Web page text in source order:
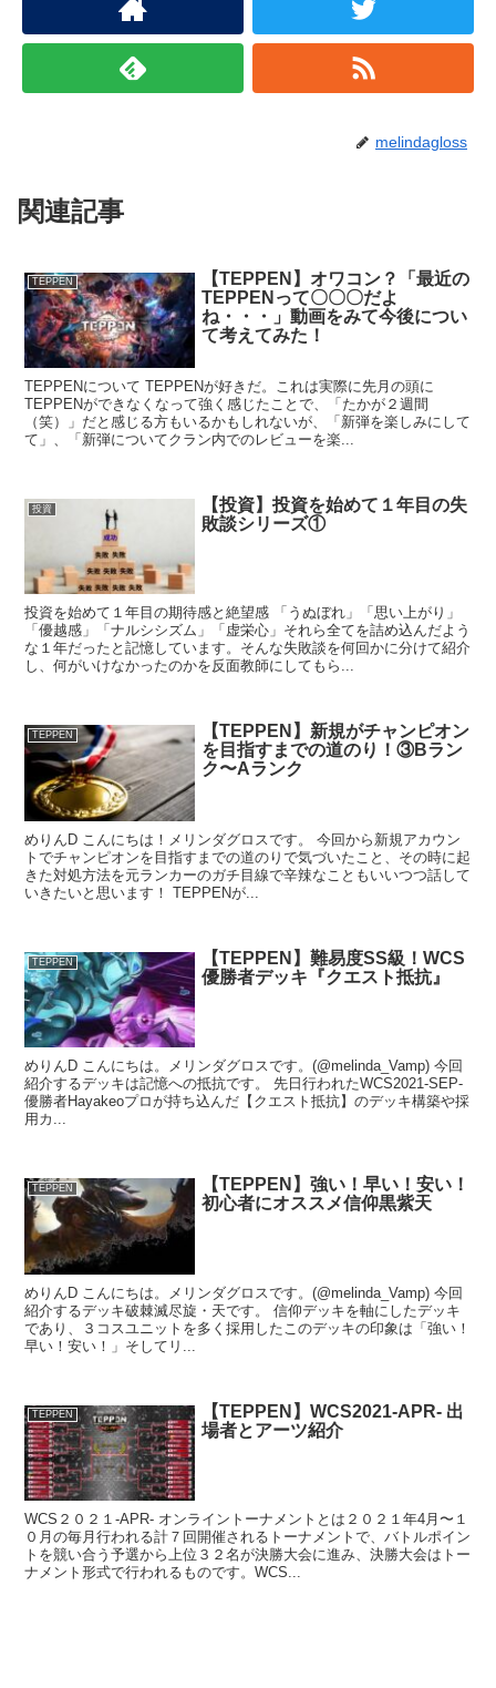
melindagloss
関連記事
TEPPEN
【TEPPEN】オワコン？「最近の
TEPPENって〇〇〇だよ
ね・・・」動画をみて今後につい
て考えてみた！
TEPPENについて TEPPENが好きだ。これは実際に先月の頭に
TEPPENができなくなって強く感じたことで、「たかが２週間
（笑）」だと感じる方もいるかもしれないが、「新弾を楽しみにして
て」、「新弾についてクラン内でのレビューを楽...
投資
【投資】投資を始めて１年目の失
敗談シリーズ①
投資を始めて１年目の期待感と絶望感 「うぬぼれ」「思い上がり」
「優越感」「ナルシシズム」「虚栄心」それら全てを詰め込んだよう
な１年だったと記憶しています。そんな失敗談を何回かに分けて紹介
し、何がいけなかったのかを反面教師にしてもら...
TEPPEN
【TEPPEN】新規がチャンピオン
を目指すまでの道のり！③Bラン
ク〜Aランク
めりんD こんにちは！メリンダグロスです。 今回から新規アカウン
トでチャンピオンを目指すまでの道のりで気づいたこと、その時に起
きた対処方法を元ランカーのガチ目線で辛辣なこともいいつつ話して
いきたいと思います！ TEPPENが...
TEPPEN
【TEPPEN】難易度SS級！WCS
優勝者デッキ『クエスト抵抗』
めりんD こんにちは。メリンダグロスです。(@melinda_Vamp) 今回
紹介するデッキは記憶への抵抗です。 先日行われたWCS2021-SEP-
優勝者Hayakeoプロが持ち込んだ【クエスト抵抗】のデッキ構築や採
用カ...
TEPPEN
【TEPPEN】強い！早い！安い！
初心者にオススメ信仰黒紫天
めりんD こんにちは。メリンダグロスです。(@melinda_Vamp) 今回
紹介するデッキ破棘滅尽旋・天です。 信仰デッキを軸にしたデッキ
であり、３コスユニットを多く採用したこのデッキの印象は「強い！
早い！安い！」そしてリ...
TEPPEN
【TEPPEN】WCS2021-APR- 出
場者とアーツ紹介
WCS２０２１-APR- オンライントーナメントとは２０２１年4月〜１
０月の毎月行われる計７回開催されるトーナメントで、バトルポイン
トを競い合う予選から上位３２名が決勝大会に進み、決勝大会はトー
ナメント形式で行われるものです。WCS...